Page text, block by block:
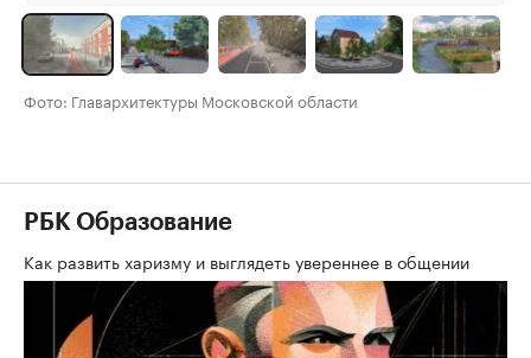
Фото: Главархитектуры Московской области
РБК Образование
Как развить харизму и выглядеть увереннее в общении